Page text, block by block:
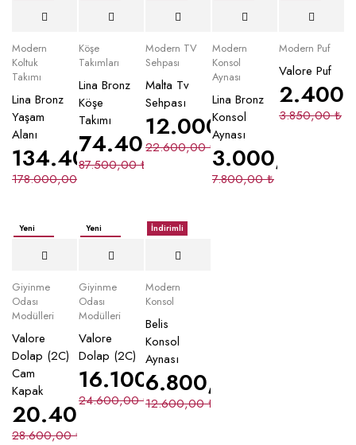
Modern
Koltuk
Takımı
Lina Bronz
Yaşam
Alanı
178.000,00
134.400,00₺
Köşe
Takımları
Lina Bronz
Köşe
Takımı
87.500,00₺
74.400,00₺
Modern TV
Sehpası
Malta Tv
Sehpası
22.600,00₺
12.000,00
Modern
Konsol
Aynası
Lina Bronz
Konsol
Aynası
7.800,00₺
3.000,00
Modern Puf
Valore Puf
3.850,00₺
Yeni
Giyinme
Odası
Modülleri
Valore
Dolap (2C)
Cam
Kapak
28.600,00₺
20.400,00₺
Yeni
Giyinme
Odası
Modülleri
Valore
Dolap (2C)
24.600,00₺
16.100,00₺
İndirimli
Modern
Konsol
Belis
Konsol
Aynası
12.600,00₺
6.800,00